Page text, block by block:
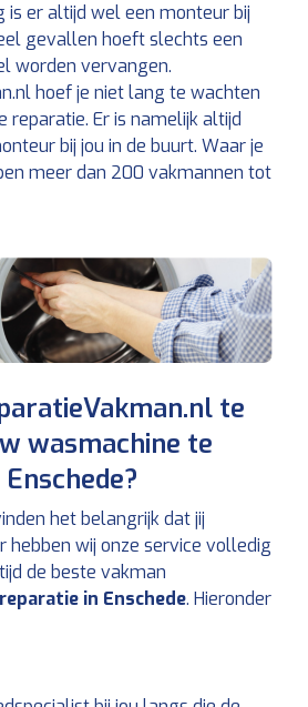
is er altijd wel een monteur bij
gevallen hoeft slechts een
worden vervangen.
hoef je niet lang te wachten
reparatie. Er is namelijk altijd
bij jou in de buurt. Waar je
meer dan 200 vakmannen tot
te
wasmachine te
het belangrijk dat jij
hebben wij onze service volledig
de beste vakman
in Enschede. Hieronder